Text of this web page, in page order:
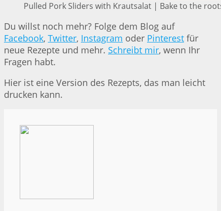
Pulled Pork Sliders with Krautsalat | Bake to the
Du willst noch mehr? Folge dem Blog auf
Facebook, Twitter, Instagram oder Pinterest für
neue Rezepte und mehr. Schreibt mir, wenn Ihr
Fragen habt.
Hier ist eine Version des Rezepts, das man leicht
drucken kann.